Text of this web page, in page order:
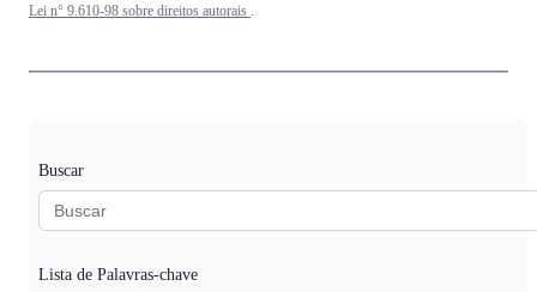
Lei n° 9.610-98 sobre direitos autorais .
Buscar
Lista de Palavras-chave